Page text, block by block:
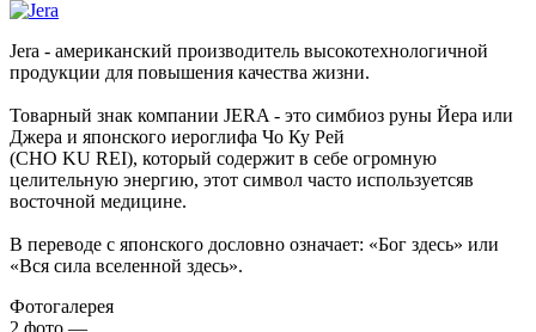
Jera - американский производитель высокотехнологичной
продукции для повышения качества жизни.
Товарный знак компании JERA - это симбиоз руны Йера или
Джера и японского иероглифа Чо Ку Рей
(CHO KU REI), который содержит в себе огромную
целительную энергию, этот символ часто используетсяв
восточной медицине.
В переводе с японского дословно означает: «Бог здесь» или
«Вся сила вселенной здесь».
Фотогалерея
2 фото —